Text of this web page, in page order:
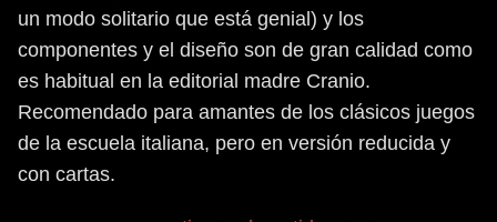
un modo solitario que está genial) y los
componentes y el diseño son de gran calidad como
es habitual en la editorial madre Cranio.
Recomendado para amantes de los clásicos juegos
de la escuela italiana, pero en versión reducida y
con cartas.